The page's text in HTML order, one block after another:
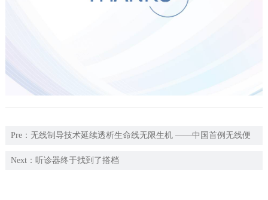
Pre： 无线制导技术延续透析生命线无限生机 ——中国首例无线便
携式B超引导下透析通路腔内成型术在北京大学第一医院血管外科
Next： 听诊器终于找到了搭档